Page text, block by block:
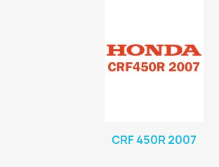
CRF 450R 2007